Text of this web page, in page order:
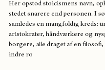
Her opstod stoicismens navn,
stedet snarere end personen. I
samledes en mangfoldig kreds:
aristokrater, håndværkere og
borgere, alle draget af en
indre ro